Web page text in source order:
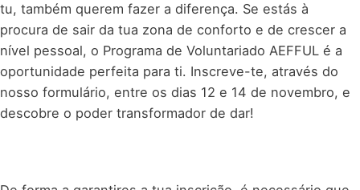
tu, também querem fazer a diferença. Se estás à
procura de sair da tua zona de conforto e de crescer a
nível pessoal, o Programa de Voluntariado AEFFUL é a
oportunidade perfeita para ti. Inscreve-te, através do
nosso formulário, entre os dias 12 e 14 de novembro, e
descobre o poder transformador de dar!